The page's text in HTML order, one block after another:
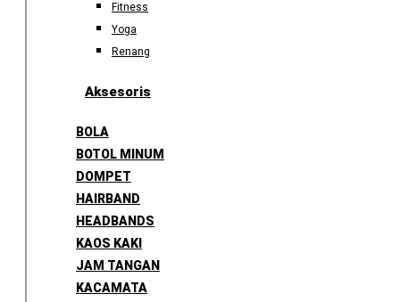
Fitness
Yoga
Renang
Aksesoris
BOLA
BOTOL MINUM
DOMPET
HAIRBAND
HEADBANDS
KAOS KAKI
JAM TANGAN
KACAMATA